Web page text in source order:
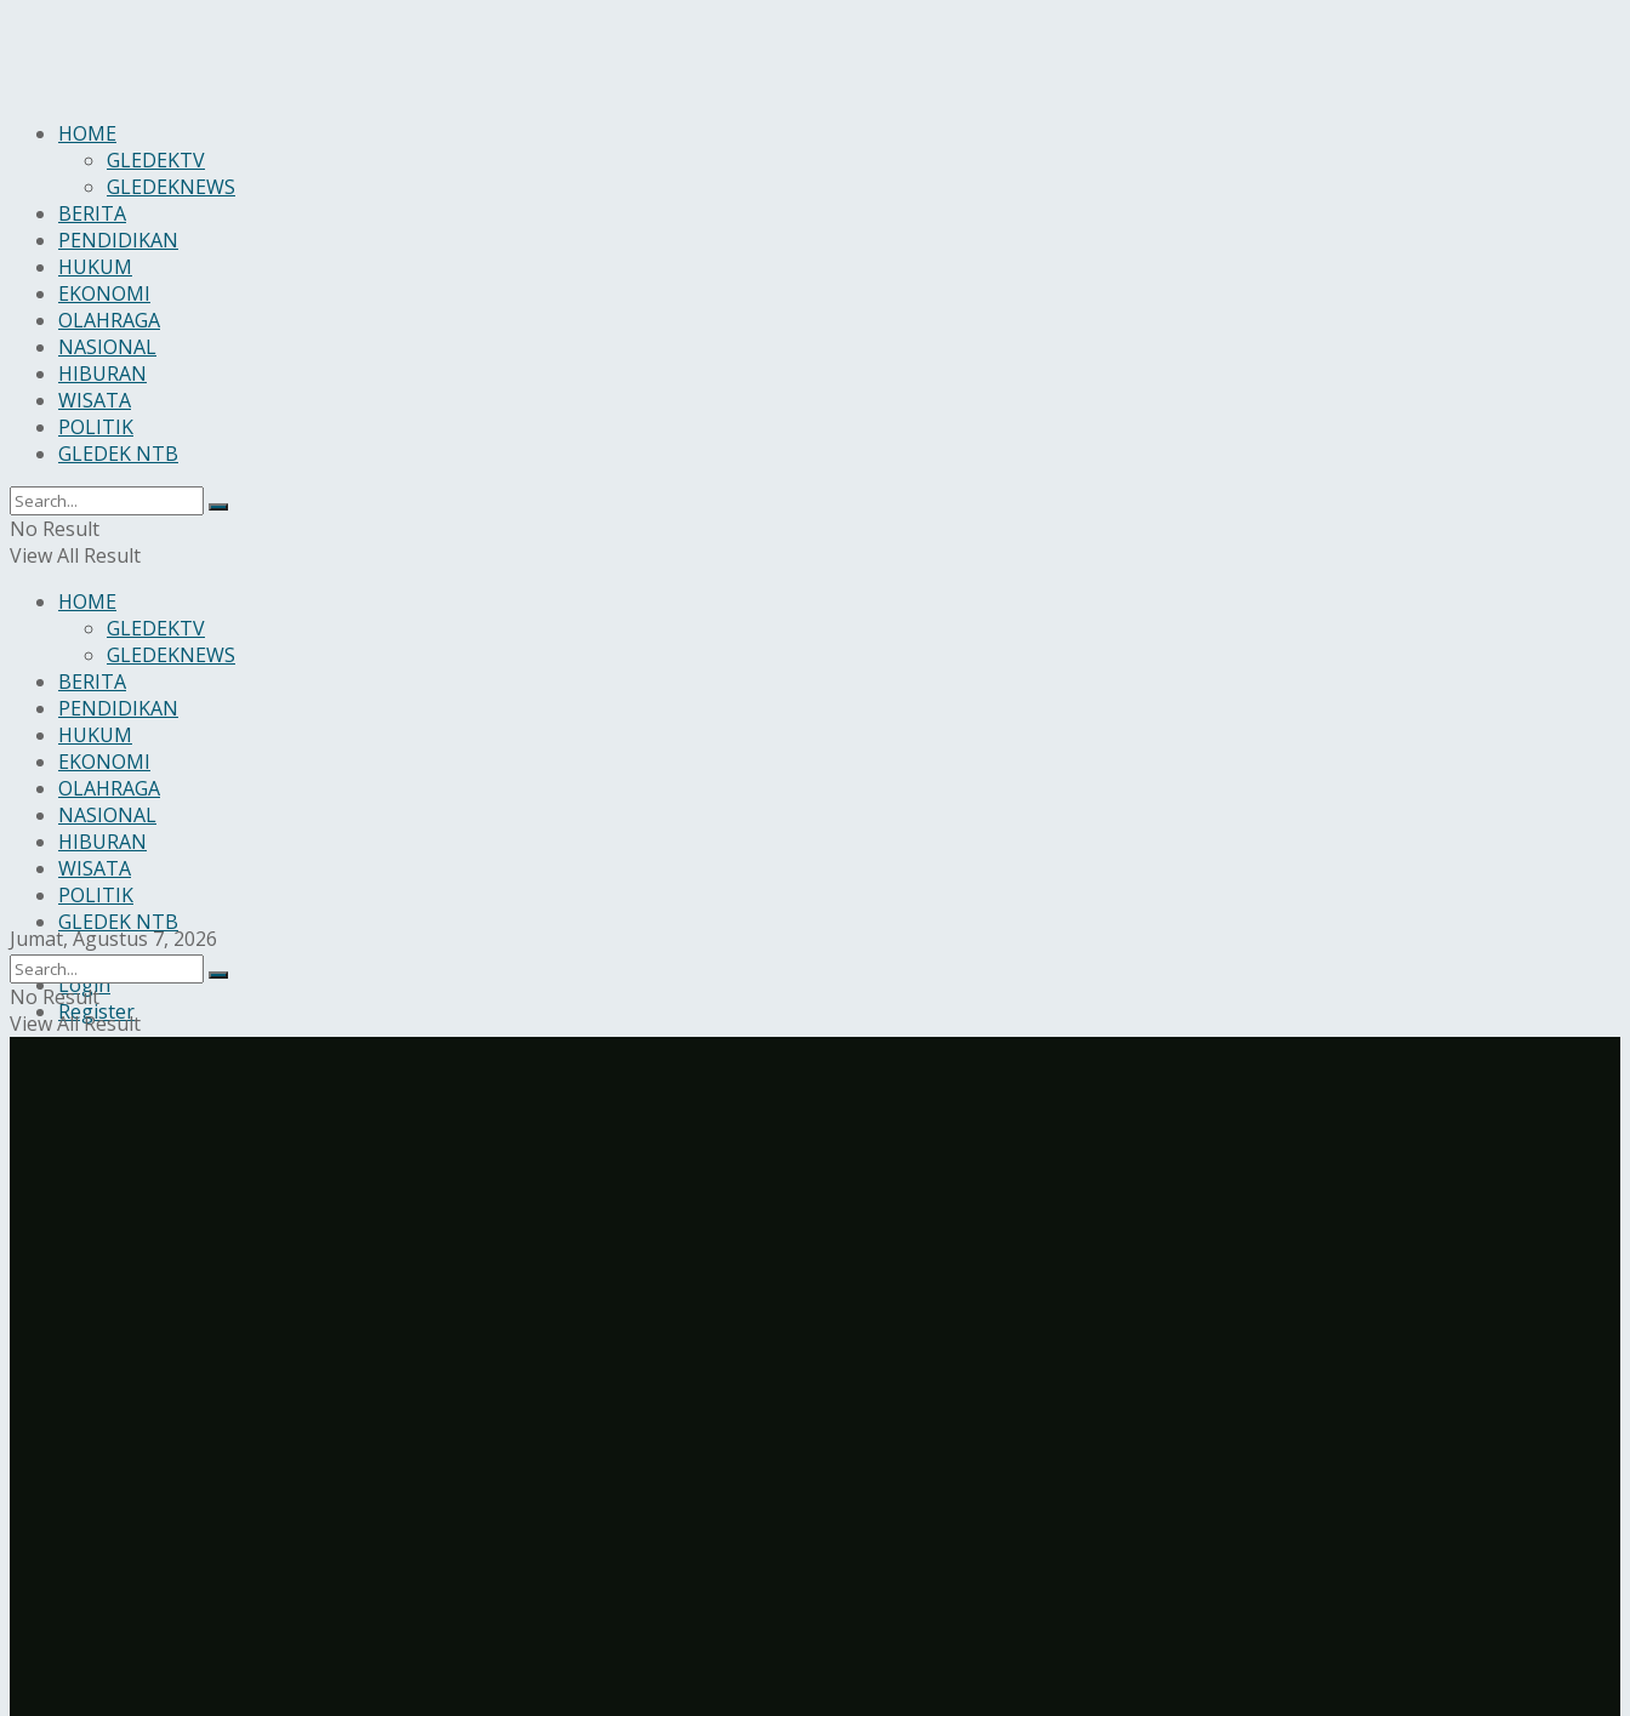
Jumat, Agustus 7, 2026
Login
Register
HOME
GLEDEKTV
GLEDEKNEWS
BERITA
PENDIDIKAN
HUKUM
EKONOMI
OLAHRAGA
NASIONAL
HIBURAN
WISATA
POLITIK
GLEDEK NTB
No Result
View All Result
HOME
GLEDEKTV
GLEDEKNEWS
BERITA
PENDIDIKAN
HUKUM
EKONOMI
OLAHRAGA
NASIONAL
HIBURAN
WISATA
POLITIK
GLEDEK NTB
No Result
View All Result